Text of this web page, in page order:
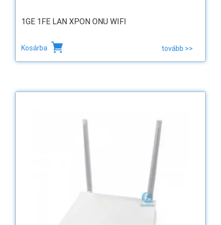
1GE 1FE LAN XPON ONU WIFI
Kosárba tovább >>